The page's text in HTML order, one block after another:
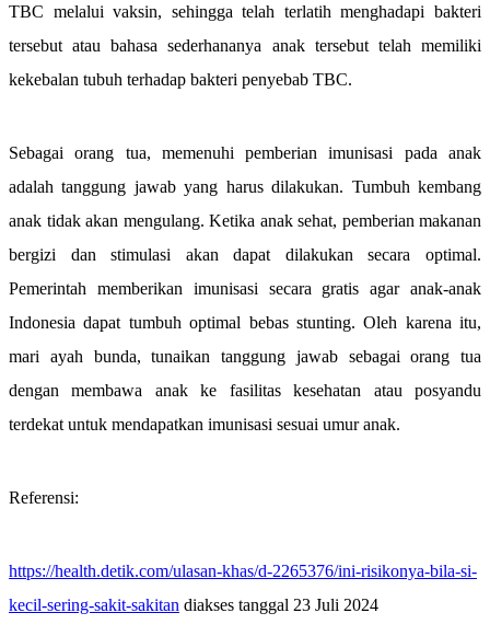
TBC melalui vaksin, sehingga telah terlatih menghadapi bakteri
tersebut atau bahasa sederhananya anak tersebut telah memiliki
kekebalan tubuh terhadap bakteri penyebab TBC.
Sebagai orang tua, memenuhi pemberian imunisasi pada anak
adalah tanggung jawab yang harus dilakukan. Tumbuh kembang
anak tidak akan mengulang. Ketika anak sehat, pemberian makanan
bergizi dan stimulasi akan dapat dilakukan secara optimal.
Pemerintah memberikan imunisasi secara gratis agar anak-anak
Indonesia dapat tumbuh optimal bebas stunting. Oleh karena itu,
mari ayah bunda, tunaikan tanggung jawab sebagai orang tua
dengan membawa anak ke fasilitas kesehatan atau posyandu
terdekat untuk mendapatkan imunisasi sesuai umur anak.
Referensi:
https://health.detik.com/ulasan-khas/d-2265376/ini-risikonya-bila-si-
kecil-sering-sakit-sakitan diakses tanggal 23 Juli 2024